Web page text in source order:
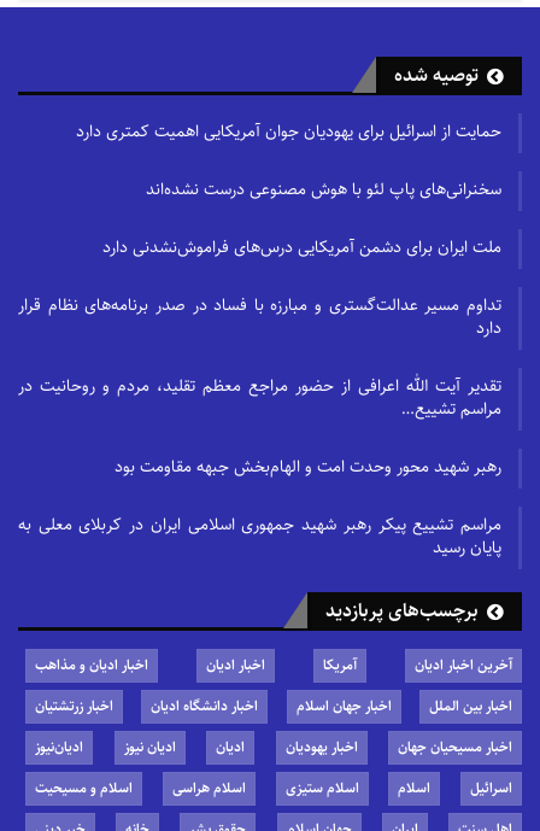
توصیه شده
حمایت از اسرائیل برای یهودیان جوان آمریکایی اهمیت کمتری دارد
سخنرانی‌های پاپ لئو با هوش مصنوعی درست نشده‌اند
ملت ایران برای دشمن آمریکایی درس‌های فراموش‌نشدنی دارد
تداوم مسیر عدالت‌گستری و مبارزه با فساد در صدر برنامه‌های نظام قرار
دارد
تقدیر آیت الله اعرافی از حضور مراجع معظم تقلید، مردم و روحانیت در
مراسم تشییع…
رهبر شهید محور وحدت امت و الهام‌بخش جبهه مقاومت بود
مراسم تشییع پیکر رهبر شهید جمهوری اسلامی ایران در کربلای معلی به
پایان رسید
برچسب‌های پربازدید
آخرین اخبار ادیان آمریکا اخبار ادیان
اخبار ادیان و مذاهب
اخبار بین الملل
اخبار جهان اسلام اخبار دانشگاه ادیان
اخبار زرتشتیان
اخبار مسیحیان جهان
اخبار یهودیان ادیان ادیان نیوز
ادیان‌نیوز
اسرائیل
اسلام اسلام ستیزی اسلام هراسی
اسلام و مسیحیت